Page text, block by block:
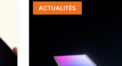
ACTUALITÉS